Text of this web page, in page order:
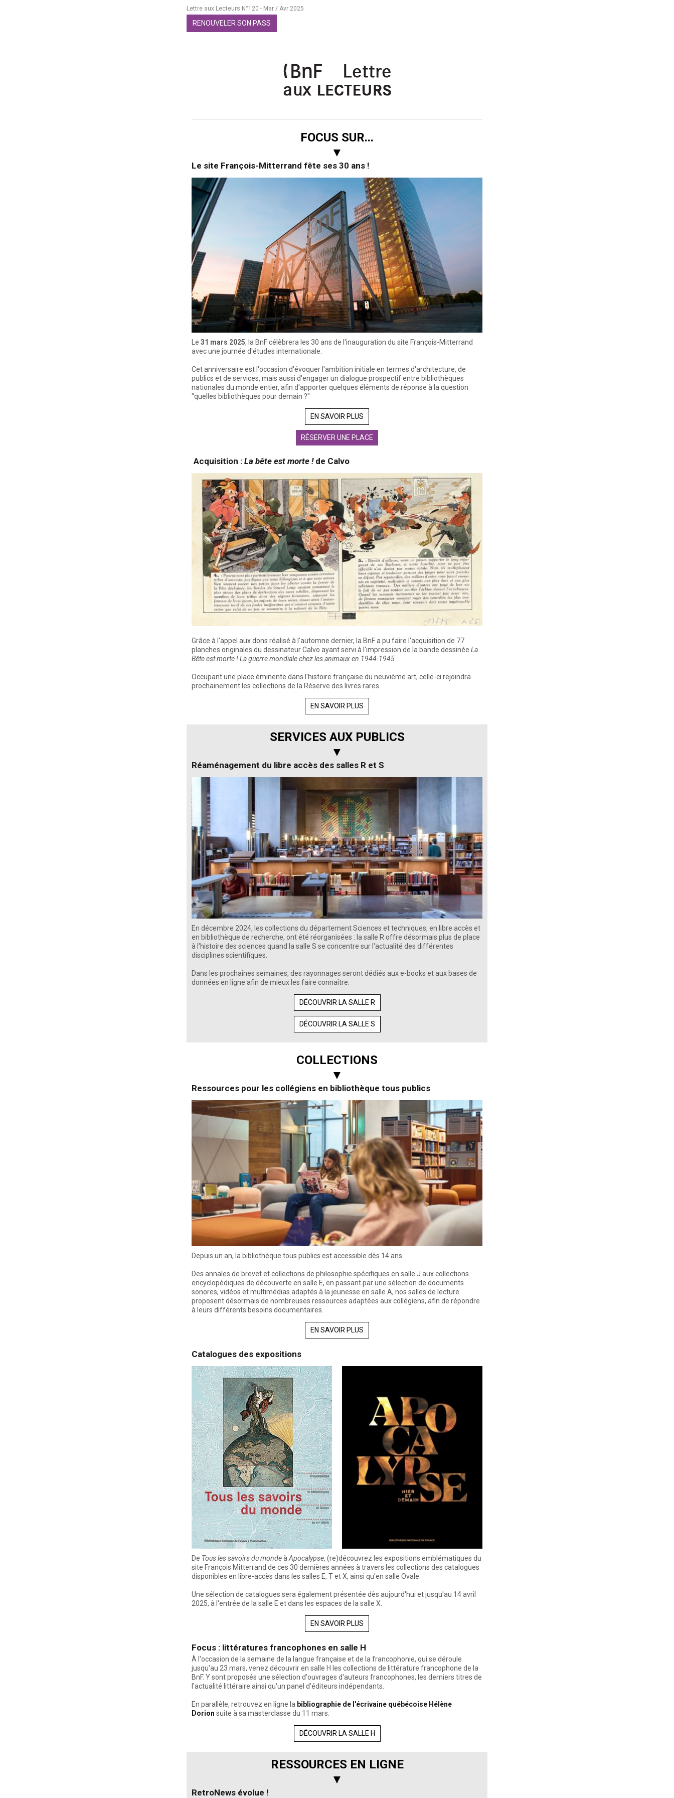
Lettre aux Lecteurs N°120 - Mar / Avr 2025
RENOUVELER SON PASS
FOCUS SUR...
▼
Le site François-Mitterrand fête ses 30 ans !
Le 31 mars 2025, la BnF célèbrera les 30 ans de l'inauguration du site François-Mitterrand
avec une journée d'études internationale.
Cet anniversaire est l'occasion d'évoquer l'ambition initiale en termes d'architecture, de
publics et de services, mais aussi d'engager un dialogue prospectif entre bibliothèques
nationales du monde entier, afin d'apporter quelques éléments de réponse à la question
"quelles bibliothèques pour demain ?"
EN SAVOIR PLUS
RÉSERVER UNE PLACE
Acquisition : La bête est morte !de Calvo
Grâce à l'appel aux dons réalisé à l'automne dernier, la BnF a pu faire l'acquisition de 77
planches originales du dessinateur Calvo ayant servi à l'impression de la bande dessinée La
Bête est morte ! La guerre mondiale chez les animaux en 1944-1945
Occupant une place éminente dans l'histoire française du neuvième art, celle-ci rejoindra
prochainement les collections de la Réserve des livres rares.
EN SAVOIR PLUS
SERVICES AUX PUBLICS
▼
Réaménagement du libre accès des salles R et S
En décembre 2024, les collections du département Sciences et techniques, en libre accès et
en bibliothèque de recherche, ont été réorganisées : la salle R offre désormais plus de place
à l'histoire des sciences quand la salle S se concentre sur l'actualité des différentes
disciplines scientifiques.
Dans les prochaines semaines, des rayonnages seront dédiés aux e-books et aux bases de
données en ligne afin de mieux les faire connaître.
DÉCOUVRIR LA SALLE R
DÉCOUVRIR LA SALLE S
COLLECTIONS
▼
Ressources pour les collégiens en bibliothèque tous publics
Depuis un an, la bibliothèque tous publics est accessible dès 14 ans.
Des annales de brevet et collections de philosophie spécifiques en salle J aux collections
encyclopédiques de découverte en salle E, en passant par une sélection de documents
sonores, vidéos et multimédias adaptés à la jeunesse en salle A, nos salles de lecture
proposent désormais de nombreuses ressources adaptées aux collégiens, afin de répondre
à leurs différents besoins documentaires.
EN SAVOIR PLUS
Catalogues des expositions
De Tous les savoirs du mondeà Apocalypse, (re)découvrez les expositions emblématiques du
site François Mitterrand de ces 30 dernières années à travers les collections des catalogues
disponibles en libre-accès dans les salles E, T et X, ainsi qu'en salle Ovale.
Une sélection de catalogues sera également présentée dès aujourd'hui et jusqu'au 14 avril
2025, à l'entrée de la salle E et dans les espaces de la salle X.
EN SAVOIR PLUS
Focus : littératures francophones en salle H
À l'occasion de la semaine de la langue française et de la francophonie, qui se déroule
jusqu'au 23 mars, venez découvrir en salle H les collections de littérature francophone de la
BnF. Y sont proposés une sélection d'ouvrages d'auteurs francophones, les derniers titres de
l'actualité littéraire ainsi qu'un panel d'éditeurs indépendants.
En parallèle, retrouvez en ligne la bibliographie de l'écrivaine québécoise Hélène
Dorion suite à sa masterclasse du 11 mars.
DÉCOUVRIR LA SALLE H
RESSOURCES EN LIGNE
▼
RetroNews évolue !